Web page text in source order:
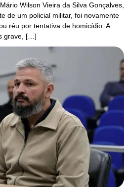
Wilson Vieira da Silva Gonçalves,
de um policial militar, foi novamente
réu por tentativa de homicídio. A
grave, […]